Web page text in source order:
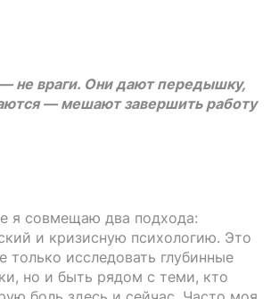
не враги. Они дают передышку,
— мешают завершить работу
я совмещаю два подхода:
и кризисную психологию. Это
только исследовать глубинные
но и быть рядом с теми, кто